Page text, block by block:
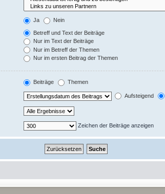
Ja Nein
Betreff und Text der Beiträge
Nur im Text der Beiträge
Nur im Betreff der Themen
Nur im ersten Beitrag der Themen
Beiträge Themen
Aufsteigend
Zeichen der Beiträge anzeigen